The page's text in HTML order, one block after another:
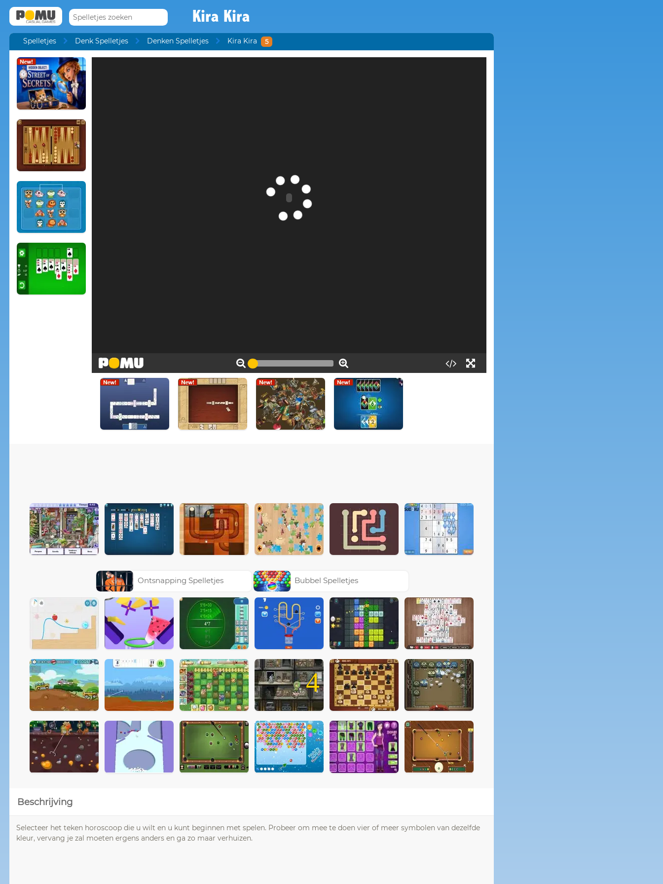
Kira Kira
Spelletjes Denk Spelletjes Denken Spelletjes Kira Kira 5
Ontsnapping Spelletjes Bubbel Spelletjes
4
Beschrijving
Selecteer het teken horoscoop die u wilt en u kunt beginnen met spelen. Probeer om mee te doen vier of meer symbolen van dezelfde
kleur, vervang je zal moeten ergens anders en ga zo maar verhuizen.